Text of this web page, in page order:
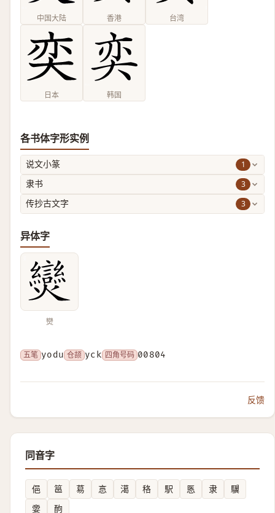
中国大陆 香港 台湾
日本 韩国
各书体字形实例
说文小篆 1
隶书 3
传抄古文字 3
异体字
𤓖
五笔 yodu 仓颉 yck 四角号码 00804
反馈
同音字
俋 䇼 䓪 悥 㵧 䅂 駅 悘 隶
龮
㛳
䣱